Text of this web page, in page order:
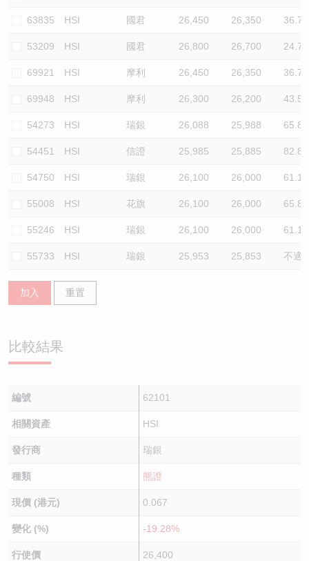
63835 HSI 國君 26,450 26,350 36.7
53209 HSI 國君 26,800 26,700 24.7
69921 HSI 摩利 26,450 26,350 36.7
69948 HSI 摩利 26,300 26,200 43.5
54273 HSI 瑞銀 26,088 25,988 65.8
54451 HSI 信證 25,985 25,885 82.8
54750 HSI 瑞銀 26,100 26,000 61.1
55008 HSI 花旗 26,100 26,000 65.8
55246 HSI 瑞銀 26,100 26,000 61.1
55733 HSI 瑞銀 25,953 25,853 不適
加入 重置
比較結果
編號 62101
相關資產 HSI
發行商 瑞銀
種類 熊證
現價 (港元) 0.067
變化 (%) -19.28%
行使價 26,400